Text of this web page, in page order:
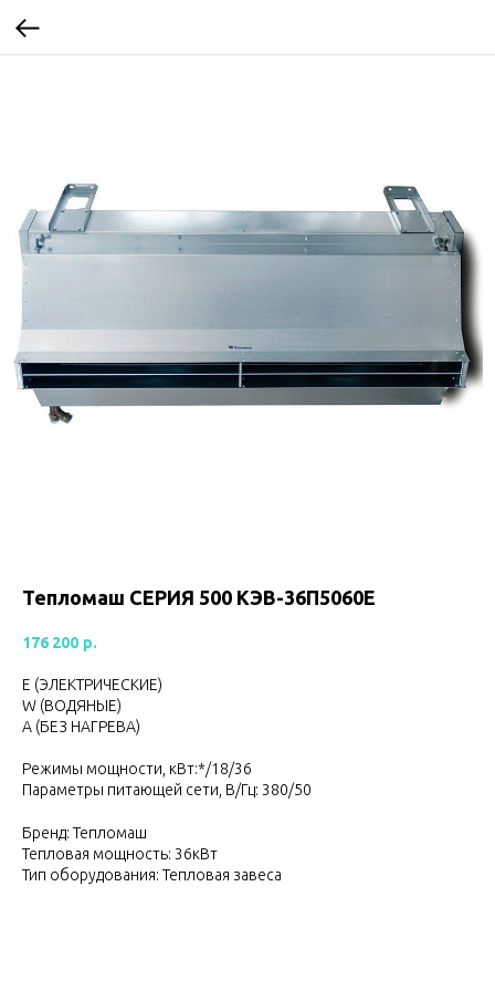
Тепломаш CЕРИЯ 500 КЭВ-36П5060Е
176 200 р.
Е (ЭЛЕКТРИЧЕСКИЕ)
W (ВОДЯНЫЕ)
А (БЕЗ НАГРЕВА)
Режимы мощности, кВт:*/18/36
Параметры питающей сети, В/Гц: 380/50
Бренд: Тепломаш
Тепловая мощность: 36кВт
Тип оборудования: Тепловая завеса